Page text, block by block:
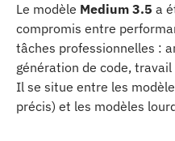
Le modèle Medium 3.5 a
compromis entre
tâches professionnelles :
génération de code,
Il se situe entre les
précis) et les modèles